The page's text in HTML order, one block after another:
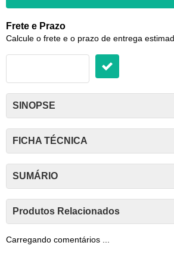
Frete e Prazo
Calcule o frete e o prazo de entrega
SINOPSE
FICHA TÉCNICA
SUMÁRIO
Produtos Relacionados
Carregando comentários ...